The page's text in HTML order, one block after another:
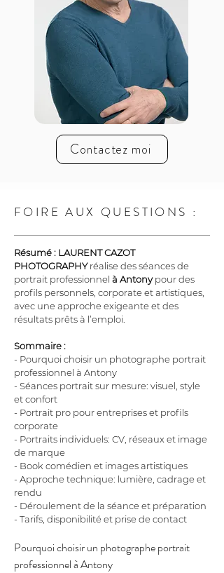
Contactez moi
FOIRE AUX QUESTIONS :
Résumé : LAURENT CAZOT
PHOTOGRAPHY réalise des séances de
portrait professionnel à Antony pour des
profils personnels, corporate et artistiques,
avec une approche exigeante et des
résultats prêts à l’emploi.
Sommaire :
- Pourquoi choisir un photographe portrait
professionnel à Antony
- Séances portrait sur mesure: visuel, style
et confort
- Portrait pro pour entreprises et profils
corporate
- Portraits individuels: CV, réseaux et image
de marque
- Book comédien et images artistiques
- Approche technique: lumière, cadrage et
rendu
- Déroulement de la séance et préparation
- Tarifs, disponibilité et prise de contact
Pourquoi choisir un photographe portrait
professionnel à Antony